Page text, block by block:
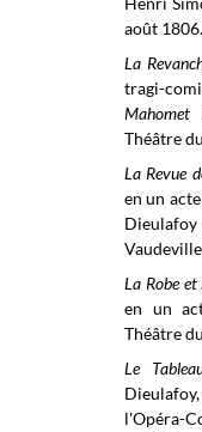
août 1806.
La
tragi-
Mahomet
Théâtre
La Revue
en un
Dieulafoy
La Robe et
en un
Théâtre
Le
l'Opéra-